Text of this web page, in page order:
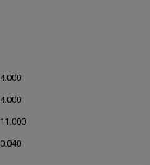
4.000
4.000
11.000
0.040